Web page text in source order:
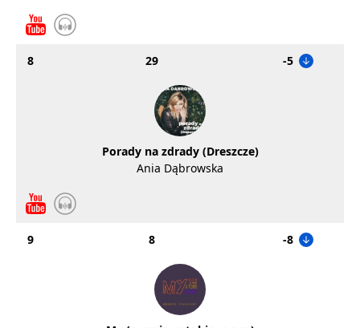
8 29 -5
Porady na zdrady (Dreszcze)
Ania Dąbrowska
9 8 -8